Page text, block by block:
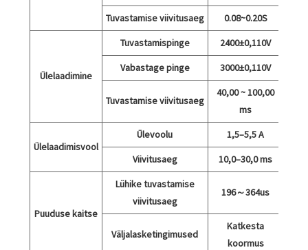
Tuvastamise viivitusaeg
0.08~0.20S
Ülelaadimine
Tuvastamispinge
2400±0,110V
Vabastage pinge
3000±0,110V
Tuvastamise viivitusaeg
40,00 ~ 100,00
ms
Ülelaadimisvool
Ülevoolu
1,5–5,5 A
Viivitusaeg
10,0–30,0 ms
Puuduse kaitse
Lühike tuvastamise
viivitusaeg
196～364us
Väljalasketingimused
Katkesta
koormus